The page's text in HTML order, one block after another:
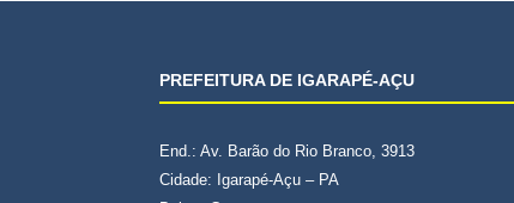
PREFEITURA DE IGARAPÉ-AÇU
End.: Av. Barão do Rio Branco, 3913
Cidade: Igarapé-Açu – PA